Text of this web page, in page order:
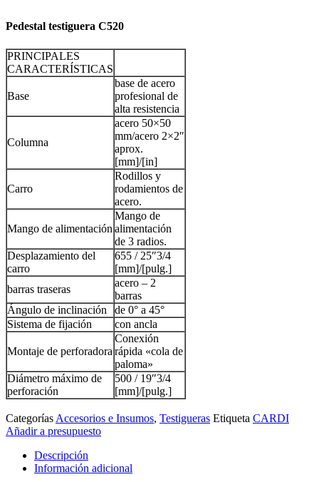
Pedestal testiguera C520
PRINCIPALES
CARACTERÍSTICAS
Base
base de acero
profesional de
alta resistencia
Columna
acero 50×50
mm/acero 2×2″
aprox.
[mm]/[in]
Carro
Rodillos y
rodamientos de
acero.
Mango de alimentación
Mango de
alimentación
de 3 radios.
Desplazamiento del
carro
655 / 25″3/4
[mm]/[pulg.]
barras traseras
acero – 2
barras
Ángulo de inclinación
de 0° a 45°
Sistema de fijación
con ancla
Montaje de perforadora
Conexión
rápida «cola de
paloma»
Diámetro máximo de
perforación
500 / 19″3/4
[mm]/[pulg.]
Categorías Accesorios e Insumos, Testigueras Etiqueta CARDI
Añadir a presupuesto
Descripción
Información adicional